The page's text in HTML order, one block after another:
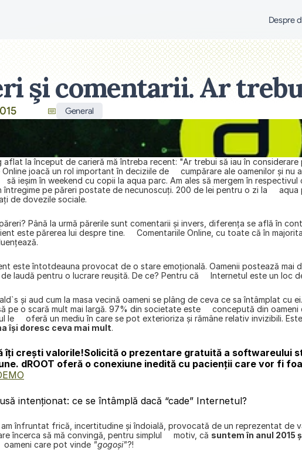
Despre
şi comentarii. Ar
General
la început de carieră mă întreba recent: "Ar trebui să iau în
joacă un rol important în deciziile de     cumpărare ale oamenilor şi nu
să ieşim în weekend cu copii la aqua parc. Am ales să mergem în
întregime pe păreri postate de necunoscuţi. 200 de lei pentru o zi la
de dovezile sociale.
Până la urmă părerile sunt comentarii şi invers, diferenţa se află în
este părerea lui despre tine.     Comentariile Online, cu toate că în
este întotdeauna provocat de o stare emoţională. Oamenii postează
laudă pentru o lucrare reuşită. De ce? Pentru că     Internetul este un loc
şi aud cum la masa vecină oameni se plâng de ceva ce sa întâmplat cu
pe o scară mult mai largă. 97% din societate este     concepută din
le     oferă un mediu în care se pot exterioriza şi rămâne relativ invizibili.
îşi doresc ceva mai mult.
îți crești valorile!Solicită o prezentare gratuită a softwareului
dROOT oferă o conexiune inedită cu pacienții care vor fi
intenţionat: ce se întâmplă dacă “cade” Internetul?
am înfruntat frică, incertitudine şi îndoială, provocată de un reprezentat de
încerca să mă convingă, pentru simplul     motiv, că suntem în anul 2015
oameni care pot vinde "gogoşi"?!